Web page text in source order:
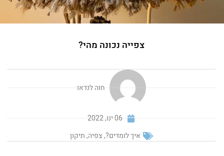
צפייה נכונה מהי?
חוה לנדאו
06 ינו, 2022
איך לומדים?,צפיה,תיקון